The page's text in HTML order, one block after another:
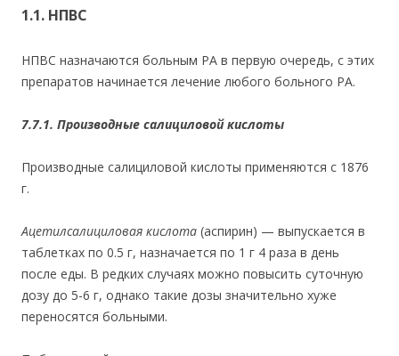
1.1. НПВС
НПВС назначаются больным РА в первую очередь, с этих
препаратов начинается лечение любого больного РА.
7.7.1. Производные салициловой кислоты
Производные салициловой кислоты применяются с 1876
г.
Ацетилсалициловая кислота (аспирин) — выпускается в
таблетках по 0.5 г, назначается по 1 г 4 раза в день
после еды. В редких случаях можно повысить суточную
дозу до 5-6 г, однако такие дозы значительно хуже
переносятся больными.